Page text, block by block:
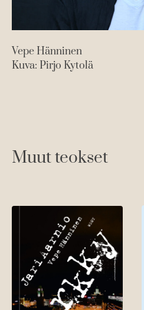
Vepe Hänninen
Kuva: Pirjo Kytolä
Muut teokset